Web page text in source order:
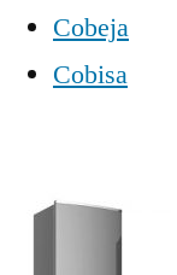
Cobeja
Cobisa